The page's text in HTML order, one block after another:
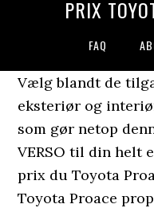
PRIX
FAQ
Vælg blandt de
eksteriør og
som gør netop
VERSO til din helt
prix du Toyota
Toyota Proace